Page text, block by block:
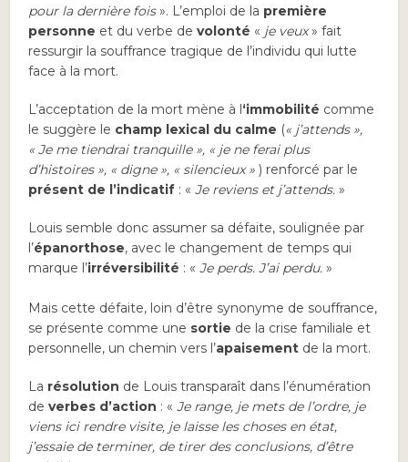
pour la dernière fois». L’emploi de la première
personne et du verbe devolonté « je veux» fait
ressurgir la souffrance tragique de l’individu qui lutte
face à la mort.
L’acceptation de la mort mène à l‘immobilité comme
le suggère le champ lexical du calme (« j’attends »,
« Je me tiendrai tranquille », « je ne ferai plus
d’histoires », « digne », « silencieux » ) renforcé par le
présent de l’indicatif : «Je reviens et j’attends.»
Louis semble donc assumer sa défaite, soulignée par
l’épanorthose, avec le changement de temps qui
marque l’irréversibilité : «Je perds. J’ai perdu. »
Mais cette défaite, loin d’être synonyme de souffrance,
se présente comme une sortie de la crise familiale et
personnelle, un chemin vers l’apaisement de la mort.
La résolution de Louis transparaît dans l’énumération
de verbes d’action : «Je range, je mets de l’ordre, je
viens ici rendre visite, je laisse les choses en état,
j’essaie de terminer, de tirer des conclusions, d’être